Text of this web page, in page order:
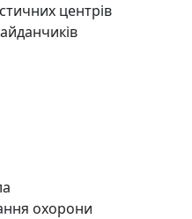
центрів
охорони